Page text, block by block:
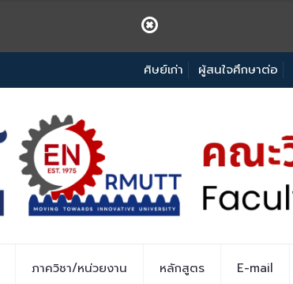
ศิษย์เก่า ผู้สนใจศึกษาต่อ
ภาควิชา/หน่วยงาน หลักสูตร E-mail